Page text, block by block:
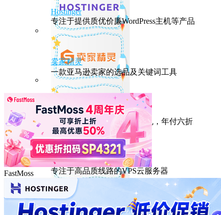
Hostinger
专注于提供质优价廉WordPress主机等产品
卖家精灵
一款亚马逊卖家的选品及关键词工具
HostEase
性能出众的高性价比美国主机，年付六折
DMIT
专注于高品质线路的VPS云服务器
FastMoss